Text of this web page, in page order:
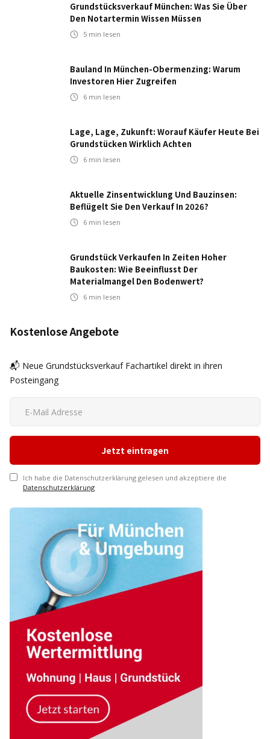
Grundstücksverkauf München: Was Sie Über
Den Notartermin Wissen Müssen
5 min lesen
Bauland In München-Obermenzing: Warum
Investoren Hier Zugreifen
6 min lesen
Lage, Lage, Zukunft: Worauf Käufer Heute Bei
Grundstücken Wirklich Achten
6 min lesen
Aktuelle Zinsentwicklung Und Bauzinsen:
Beflügelt Sie Den Verkauf In 2026?
6 min lesen
Grundstück Verkaufen In Zeiten Hoher
Baukosten: Wie Beeinflusst Der
Materialmangel Den Bodenwert?
6 min lesen
Kostenlose Angebote
📬 Neue Grundstücksverkauf Fachartikel direkt in ihren
Posteingang
Ich habe die Datenschutzerklärung gelesen und akzeptiere die
Datenschutzerklärung